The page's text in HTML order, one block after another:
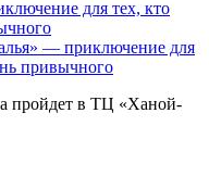
— приключение для
привычного
пройдет в ТЦ «Ханой-